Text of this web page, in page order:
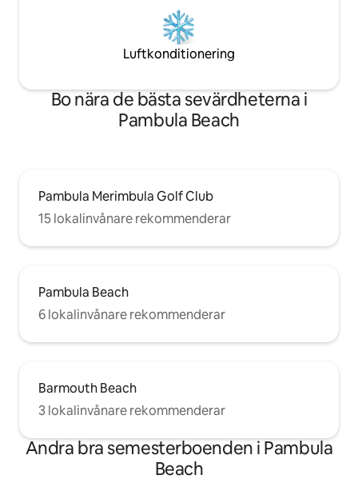
Luftkonditionering
Bo nära de bästa sevärdheterna i
Pambula Beach
Pambula Merimbula Golf Club
15 lokalinvånare rekommenderar
Pambula Beach
6 lokalinvånare rekommenderar
Barmouth Beach
3 lokalinvånare rekommenderar
Andra bra semesterboenden i Pambula
Beach